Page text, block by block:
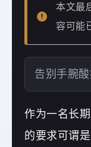
本文最
容可能
告别手腕
作为一名长
的要求可谓